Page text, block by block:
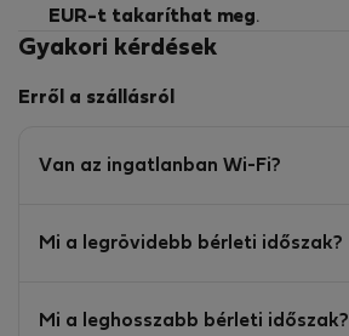
EUR-t takaríthat meg.
Gyakori kérdések
Erről a szállásról
Van az ingatlanban Wi-Fi?
Mi a legrövidebb bérleti időszak?
Mi a leghosszabb bérleti időszak?